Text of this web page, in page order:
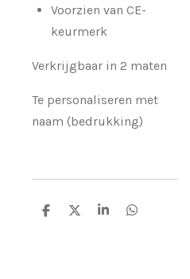
Voorzien van CE-
keurmerk
Verkrijgbaar in 2 maten
Te personaliseren met
naam (bedrukking)
D
D
S
D